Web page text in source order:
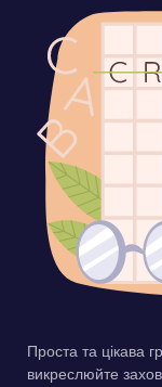
Проста та цікава
викреслюйте